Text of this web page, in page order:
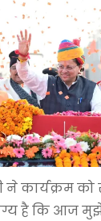
ने कार्यक्रम
है कि आज